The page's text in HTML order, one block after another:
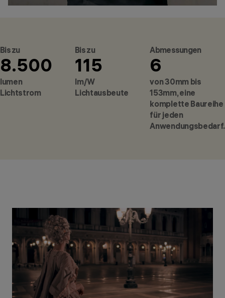
Bis zu
8.500
lumen
Lichtstrom
Bis zu
115
lm/W
Lichtausbeute
Abmessungen
6
von 30mm bis
153mm, eine
komplette Baureihe
für jeden
Anwendungsbedarf.